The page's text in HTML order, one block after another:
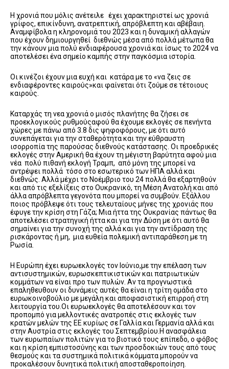
Η χρονιά που μόλις ανέτειλε έχει χαρακτηριστεί ως χρονιά
γρίφος, επικίνδυνη, ανατρεπτική, απρόβλεπτη και αβέβαιη.
Αναμφίβολα η κληρονομιά του 2023 και η δυναμική αλλαγών
που έχουν δημιουργηθεί διεθνώς μέσα από πολλά μέτωπα θα
την κάνουν μια πολύ ενδιαφέρουσα χρονιά και ίσως το 2024 να
αποτελέσει ένα σημείο καμπής στην παγκόσμια ιστορία.
Οι κινέζοι έχουν μια ευχή και κατάρα με το «να ζεις σε
ενδιαφέροντες καιρούς»και φαίνεται ότι ζούμε σε τέτοιους
καιρούς.
Καταρχάς τη νεα χρονιά ο μισός πλανήτης θα ζήσει σε
προεκλογικούς ρυθμούςαφού θα έχουμε εκλογές σε πενήντα
χώρες με πάνω από 3.8 δις ψηφοφόρους, με ότι αυτό
συνεπάγεται για την σταθερότητα και την εύθραυστη
ισορροπία της παρούσας διεθνούς κατάστασης. Οι προεδρικές
εκλογές στην Αμερική θα έχουν τη μέγιστη βαρύτητα αφού μια
νέα πολύ πιθανή εκλογή Τραμπ, από μόνη της μπορεί να
αντρέψει πολλά τόσο στο εσωτερικό των ΗΠΑ αλλά και
διεθνώς. Αλλά μέχρι το Νοέμβριο του 24 πολλά θα εξαρτηθούν
και από τις εξελίξεις στο Ουκρανικό, τη Μέση Ανατολή και από
άλλα απρόβλεπτα γεγονότα που μπορεί να συμβούν. Εξάλλου
ποιος πρόβλεψε ότι τους τελευταίους μήνες της χρονιάς που
έφυγε την κρίση στη Γάζα; Μια ήττα της Ουκρανίας πάντως θα
αποτελέσει στρατηγική ήττα και για την Δύση με ότι αυτό θα
σημαίνει για την συνοχή της αλλά και για την αντίδραση της
ρισκάροντας ή μη, μια ευθεία πολεμική αντιπαράθεση με τη
Ρωσία.
Η Ευρώπη έχει ευρωεκλογές τον Ιούνιο,με την επέλαση των
αντισυστημικών, ευρωσκεπτικιστικών και πατριωτικών
κομμάτων να είναι προ των πυλών. Αν τα προγνωστικά
επαληθευθουν οι δυνάμεις αυτές θα είναι η τρίτη ομάδα στο
ευρωκοινοβούλιο με μεγάλη και αποφασιστική επιρροή στη
λειτουργία του.Οι ευρωεκλογές θα αποτελέσουν και τον
προπομπό για μελλοντικές ανατροπές στις εκλογές των
κρατών μελών της ΕΕ κυρίως σε Γαλλία και Γερμανία αλλά και
στην Αυστρία στις εκλογές του Σεπτεμβρίου.Η ανασφάλεια
των ευρωπαίων πολιτών για το βιοτικό τους επίπεδο, ο φόβος
και η κρίση εμπιστοσύνης και των προσδοκιών τους από τους
θεσμούς και τα συστημικά πολιτικά κόμματα μπορούν να
προκαλέσουν δυνητικά πολιτική αποσταθεροποίηση.